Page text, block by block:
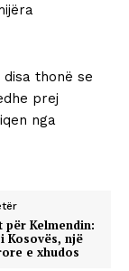
thonë se
prej
nga
për Kelmendin:
Kosovës, një
e xhudos